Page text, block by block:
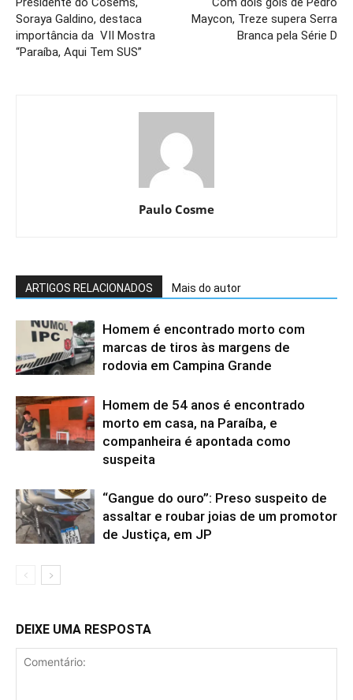
Soraya Galdino, destaca
importância da VII Mostra
“Paraíba, Aqui Tem SUS”
Maycon, Treze supera Serra
Branca pela Série D
Paulo Cosme
ARTIGOS RELACIONADOS Mais do autor
Homem é encontrado morto com
marcas de tiros às margens de
rodovia em Campina Grande
Homem de 54 anos é encontrado
morto em casa, na Paraíba, e
companheira é apontada como
suspeita
“Gangue do ouro”: Preso suspeito de
assaltar e roubar joias de um promotor
de Justiça, em JP
DEIXE UMA RESPOSTA